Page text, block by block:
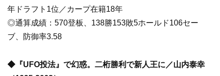
年ドラフト1位／カープ在籍18年
◎通算成績：570登板、138勝153敗5ホールド106セー
ブ、防御率3.58
◆『UFO投法』で幻惑。二桁勝利で新人王に／山内泰幸